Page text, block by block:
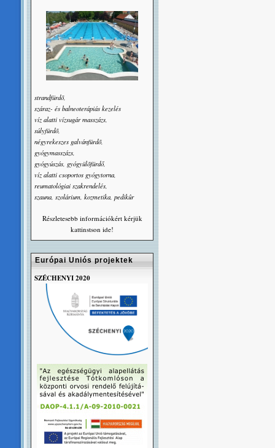
strandfürdõ,
száraz- és balneoterápiás kezelés
víz alatti vízsugár masszázs,
súlyfürdõ,
négyrekeszes galvánfürdõ,
gyógymasszázs,
gyógyúszás, gyógyülõfürdő,
víz alatti csoportos gyógytorna,
reumatológiai szakrendelés,
szauna, szolárium, kozmetika, pedikûr
Részletesebb információkért kérjük
kattinstson ide!
Európai Uniós projektek
SZÉCHENYI 2020